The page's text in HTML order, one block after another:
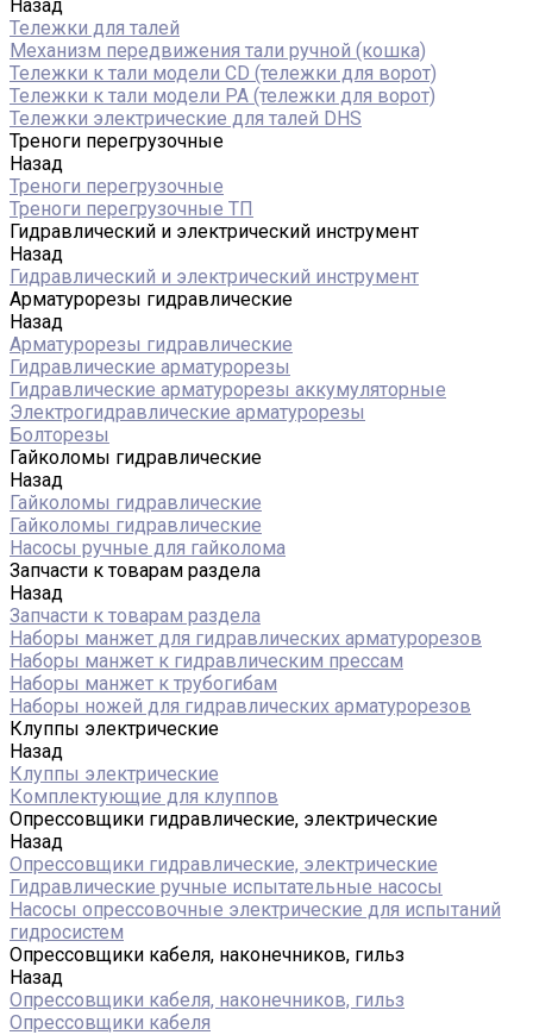
Назад
Тележки для талей
Механизм передвижения тали ручной (кошка)
Тележки к тали модели CD (тележки для ворот)
Тележки к тали модели РА (тележки для ворот)
Тележки электрические для талей DHS
Треноги перегрузочные
Назад
Треноги перегрузочные
Треноги перегрузочные ТП
Гидравлический и электрический инструмент
Назад
Гидравлический и электрический инструмент
Арматурорезы гидравлические
Назад
Арматурорезы гидравлические
Гидравлические арматурорезы
Гидравлические арматурорезы аккумуляторные
Электрогидравлические арматурорезы
Болторезы
Гайколомы гидравлические
Назад
Гайколомы гидравлические
Гайколомы гидравлические
Насосы ручные для гайколома
Запчасти к товарам раздела
Назад
Запчасти к товарам раздела
Наборы манжет для гидравлических арматурорезов
Наборы манжет к гидравлическим прессам
Наборы манжет к трубогибам
Наборы ножей для гидравлических арматурорезов
Клуппы электрические
Назад
Клуппы электрические
Комплектующие для клуппов
Опрессовщики гидравлические, электрические
Назад
Опрессовщики гидравлические, электрические
Гидравлические ручные испытательные насосы
Насосы опрессовочные электрические для испытаний
гидросистем
Опрессовщики кабеля, наконечников, гильз
Назад
Опрессовщики кабеля, наконечников, гильз
Опрессовщики кабеля